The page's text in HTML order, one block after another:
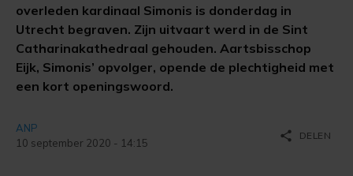
overleden kardinaal Simonis is donderdag in
Utrecht begraven. Zijn uitvaart werd in de Sint
Catharinakathedraal gehouden. Aartsbisschop
Eijk, Simonis’ opvolger, opende de plechtigheid met
een kort openingswoord.
ANP
10 september 2020 - 14:15
share DELEN